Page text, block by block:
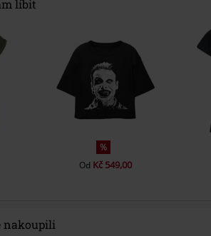
music.com
líbit
%
Od Kč 549,00
nakoupili